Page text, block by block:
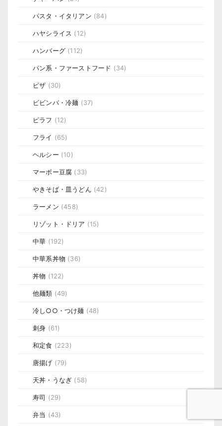
パスタ・イタリアン (84)
ハヤシライス (12)
ハンバーグ (112)
パン系・ファーストフード (34)
ピザ (30)
ビビンバ・冷麺 (37)
ピラフ (12)
フライ (65)
ヘルシー (10)
マーボー豆腐 (33)
やきそば・皿うどん (42)
ラーメン (458)
リゾット・ドリア (15)
中華 (192)
中華系丼物 (36)
丼物 (122)
他麺類 (49)
冷し○○・つけ麺 (48)
刺身 (61)
和定食 (223)
唐揚げ (79)
天丼・うなぎ (58)
寿司 (29)
弁当 (43)